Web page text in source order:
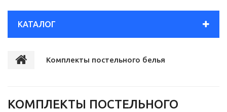
КАТАЛОГ
Комплекты постельного белья
КОМПЛЕКТЫ ПОСТЕЛЬНОГО